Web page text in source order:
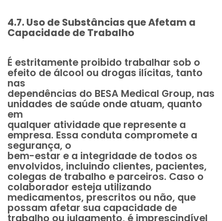
4.7. Uso de Substâncias que Afetam a
Capacidade de Trabalho
É estritamente proibido trabalhar sob o
efeito de álcool ou drogas ilícitas, tanto
nas
dependências do BESA Medical Group, nas
unidades de saúde onde atuam, quanto
em
qualquer atividade que represente a
empresa. Essa conduta compromete a
segurança, o
bem-estar e a integridade de todos os
envolvidos, incluindo clientes, pacientes,
colegas de trabalho e parceiros. Caso o
colaborador esteja utilizando
medicamentos, prescritos ou não, que
possam afetar sua capacidade de
trabalho ou julgamento, é imprescindível